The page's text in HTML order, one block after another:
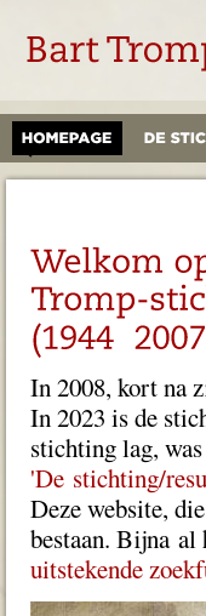
In 2008, kort na
In 2023 is de
stichting lag,
'De stichting/
Deze website,
bestaan. Bijna al
uitstekende